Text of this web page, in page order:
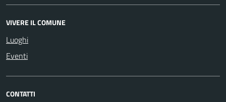
VIVERE IL COMUNE
Luoghi
Eventi
CONTATTI